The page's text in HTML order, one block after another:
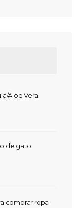
Aloe Vera
de gato
comprar ropa